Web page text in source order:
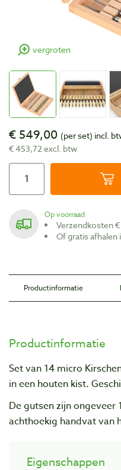
vergroten
€ 549,00 (per set) incl.
€ 453,72 excl. btw
Op voorraad
Verzendkosten
Of gratis afhalen
Productinformatie
Productinformatie
Set van 14 micro
in een houten kist.
De gutsen zijn ongeveer
achthoekig handvat van
Eigenschappen